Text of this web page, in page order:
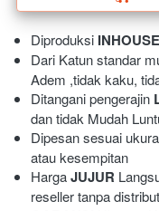
Diproduksi INHOUSE
Dari Katun standar
Adem ,tidak kaku,
Ditangani pengerajin
dan tidak Mudah
Dipesan sesuai
atau kesempitan
Harga JUJUR
reseller tanpa